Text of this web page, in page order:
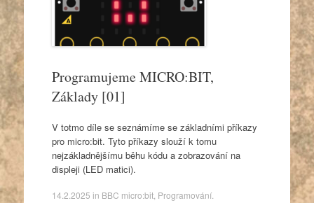
Programujeme MICRO:BIT,
Základy [01]
V totmo díle se seznámíme se základními příkazy
pro micro:bit. Tyto příkazy slouží k tomu
nejzákladnějšímu běhu kódu a zobrazování na
displeji (LED matici).
14.2.2025 in BBC micro:bit, Programování.